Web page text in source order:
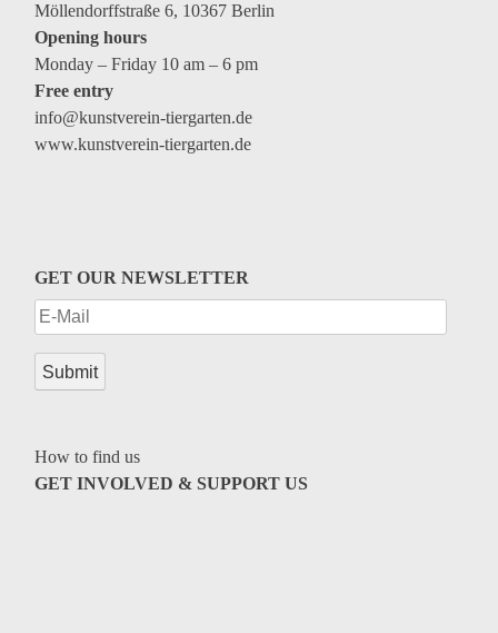
Möllendorffstraße 6, 10367 Berlin
Opening hours
Monday – Friday 10 am – 6 pm
Free entry
info@kunstverein-tiergarten.de
www.kunstverein-tiergarten.de
GET OUR NEWSLETTER
How to find us
GET INVOLVED & SUPPORT US